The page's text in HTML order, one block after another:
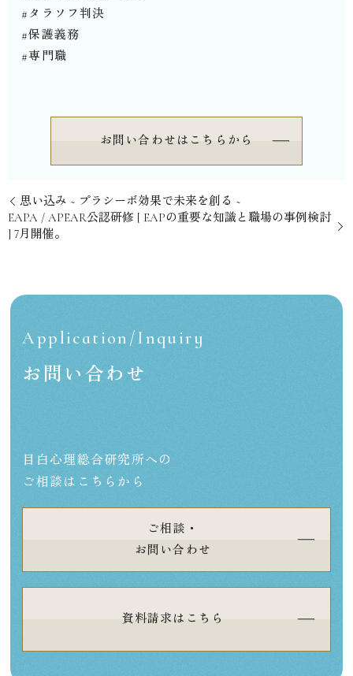
#タラソフ判決
#保護義務
#専門職⁡⁡⁡⁡⁡
お問い合わせはこちらから
思い込み ~ プラシーボ効果で未来を創る ~
⁡EAPA / APEAR公認研修 [ EAPの重要な知識と職場の事例検討
] 7月開催。
Application/Inquiry
お問い合わせ
目白心理総合研究所への
ご相談はこちらから
ご相談・
お問い合わせ
資料請求はこちら